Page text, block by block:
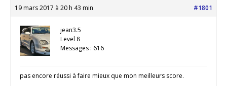
19 mars 2017 à 20 h 43 min #1801
jean3.5
Level 8
Messages : 616
pas encore réussi à faire mieux que mon meilleurs score.